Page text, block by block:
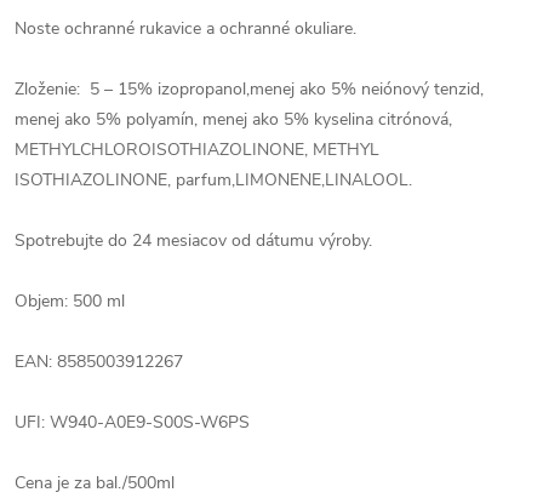
Noste ochranné rukavice a ochranné okuliare.
Zloženie: 5 – 15% izopropanol,menej ako 5% neiónový tenzid,
menej ako 5% polyamín, menej ako 5% kyselina citrónová,
METHYLCHLOROISOTHIAZOLINONE, METHYL
ISOTHIAZOLINONE, parfum,LIMONENE,LINALOOL.
Spotrebujte do 24 mesiacov od dátumu výroby.
Objem: 500 ml
EAN: 8585003912267
UFI: W940-A0E9-S00S-W6PS
Cena je za bal./500ml